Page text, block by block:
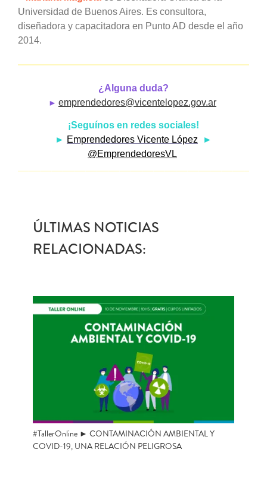
Universidad de Buenos Aires. Es consultora,
diseñadora y capacitadora en Punto AD desde el año
2014.
¿Alguna duda?
► emprendedores@vicentelopez.gov.ar
¡Seguínos en redes sociales!
► Emprendedores Vicente López
►
@EmprendedoresVL
ÚLTIMAS NOTICIAS
RELACIONADAS:
#TallerOnline ► CONTAMINACIÓN AMBIENTAL Y
COVID-19, UNA RELACIÓN PELIGROSA